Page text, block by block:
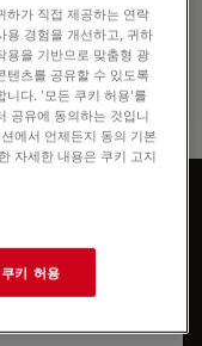
하가 직접 제공하는 연락
용 경험을 개선하고, 귀하
용을 기반으로 맞춤형 광
텐츠를 공유할 수 있도록
니다. '모든 쿠키 허용'를
공유에 동의하는 것입니
에서 언제든지 동의 기본
자세한 내용은 쿠키 고지
키 허용